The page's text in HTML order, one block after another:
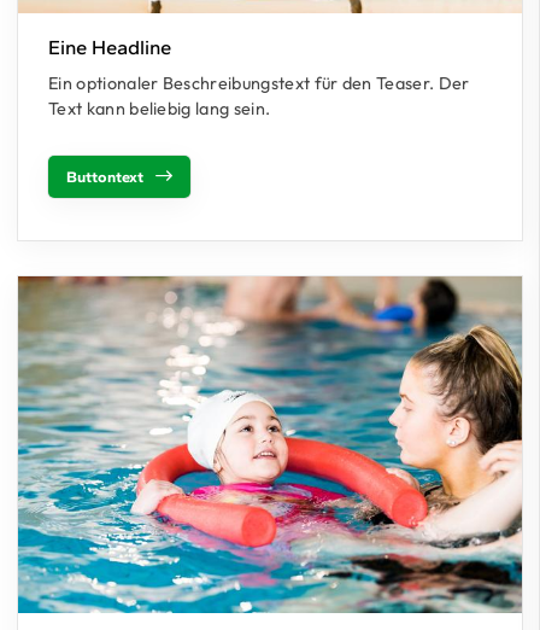
Eine Headline
Ein optionaler Beschreibungstext für den Teaser. Der
Text kann beliebig lang sein.
Buttontext